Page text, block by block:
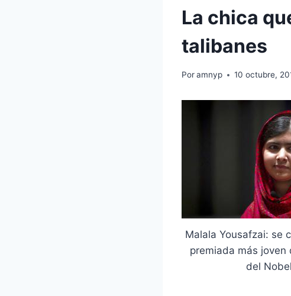
La chica
talibanes
Poramnyp 10 octubre,
Malala Yousafzai: se
premiada más joven
del